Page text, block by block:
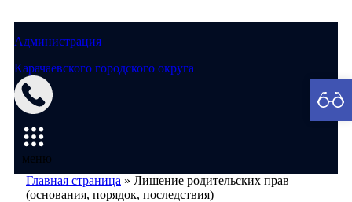
Администрация
Карачаевского городского округа
меню
Главная страница » Лишение родительских прав
(основания, порядок, последствия)
Мэрия